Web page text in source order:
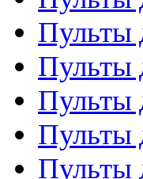
Пульты
Пульты
Пульты
Пульты
Пульты